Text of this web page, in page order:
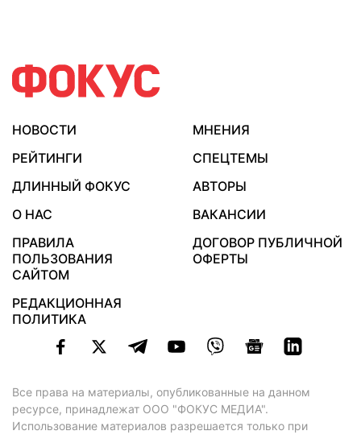
НОВОСТИ
МНЕНИЯ
РЕЙТИНГИ
СПЕЦТЕМЫ
ДЛИННЫЙ ФОКУС
АВТОРЫ
О НАС
ВАКАНСИИ
ПРАВИЛА
ПОЛЬЗОВАНИЯ
САЙТОМ
ДОГОВОР ПУБЛИЧНОЙ
ОФЕРТЫ
РЕДАКЦИОННАЯ
ПОЛИТИКА
Все права на материалы, опубликованные на данном
ресурсе, принадлежат ООО "ФОКУС МЕДИА".
Использование материалов разрешается только при